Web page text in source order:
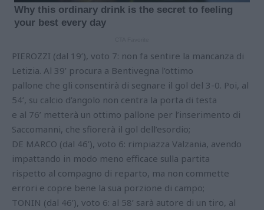
PIEROZZI (dal 19’), voto 7: non fa sentire la mancanza di
Letizia. Al 39’ procura a Bentivegna l’ottimo
pallone che gli consentirà di segnare il gol del 3-0. Poi, al
54’, su calcio d’angolo non centra la porta di testa
e al 76’ metterà un ottimo pallone per l’inserimento di
Saccomanni, che sfiorerà il gol dell’esordio;
DE MARCO (dal 46’), voto 6: rimpiazza Valzania, avendo
impattando in modo meno efficace sulla partita
rispetto al compagno di reparto, ma non commette
errori e copre bene la sua porzione di campo;
TONIN (dal 46’), voto 6: al 58’ sarà autore di un tiro, al